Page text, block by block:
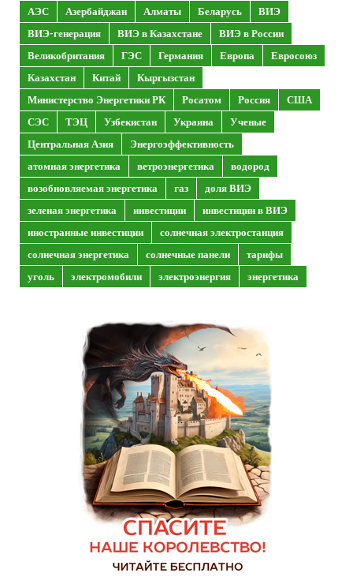
АЭС Азербайджан Алматы Беларусь
ВИЭ
ВИЭ-генерация
ВИЭ в Казахстане
ВИЭ в России
Великобритания
ГЭС Германия Европа
Евросоюз
Казахстан
Китай
Кыргызстан
Министерство Энергетики РК
Росатом Россия
США
СЭС
ТЭЦ Узбекистан Украина
Ученые
Центральная Азия
Энергоэффективность
атомная энергетика
ветроэнергетика
водород
возобновляемая энергетика
газ
доля ВИЭ
зеленая энергетика
инвестиции
инвестиции в ВИЭ
иностранные инвестиции
солнечная электростанция
солнечная энергетика
солнечные панели
тарифы
уголь
электромобили электроэнергия энергетика